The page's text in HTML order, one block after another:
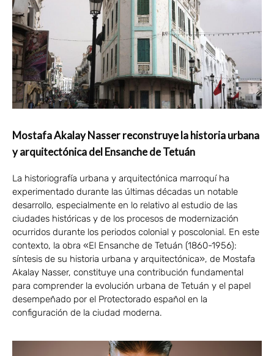
Mostafa Akalay Nasser reconstruye la historia urbana
y arquitectónica del Ensanche de Tetuán
La historiografía urbana y arquitectónica marroquí ha
experimentado durante las últimas décadas un notable
desarrollo, especialmente en lo relativo al estudio de las
ciudades históricas y de los procesos de modernización
ocurridos durante los periodos colonial y poscolonial. En este
contexto, la obra «El Ensanche de Tetuán (1860-1956):
síntesis de su historia urbana y arquitectónica», de Mostafa
Akalay Nasser, constituye una contribución fundamental
para comprender la evolución urbana de Tetuán y el papel
desempeñado por el Protectorado español en la
configuración de la ciudad moderna.